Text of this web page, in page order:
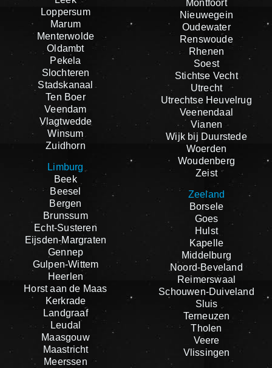
Loppersum
Marum
Menterwolde
Oldambt
Pekela
Slochteren
Stadskanaal
Ten Boer
Veendam
Vlagtwedde
Winsum
Zuidhorn
Limburg
Beek
Beesel
Bergen
Brunssum
Echt-Susteren
Eijsden-Margraten
Gennep
Gulpen-Wittem
Heerlen
Horst aan de Maas
Kerkrade
Landgraaf
Leudal
Maasgouw
Maastricht
Meerssen
Montfoort
Nieuwegein
Oudewater
Renswoude
Rhenen
Soest
Stichtse Vecht
Utrecht
Utrechtse Heuvelrug
Veenendaal
Vianen
Wijk bij Duurstede
Woerden
Woudenberg
Zeist
Zeeland
Borsele
Goes
Hulst
Kapelle
Middelburg
Noord-Beveland
Reimerswaal
Schouwen-Duiveland
Sluis
Terneuzen
Tholen
Veere
Vlissingen